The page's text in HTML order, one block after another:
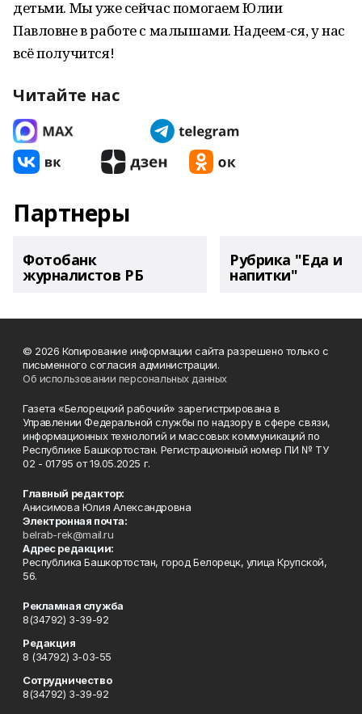
детьми. Мы уже сейчас помогаем Юлии
Павловне в работе с малышами. Надеем-ся, у нас
всё получится!
Читайте нас
Партнеры
Фотобанк
журналистов РБ
Рубрика "Еда и
напитки"
© 2026 Копирование информации сайта разрешено только с
письменного согласия администрации.
Об использовании персональных данных
Газета «Белорецкий рабочий» зарегистрирована в
Управлении Федеральной службы по надзору в сфере связи,
информационных технологий и массовых коммуникаций по
Республике Башкортостан. Регистрационный номер ПИ № ТУ
02 - 01795 от 19.05.2025 г.
Главный редактор:
Анисимова Юлия Александровна
Электронная почта:
belrab-rek@mail.ru
Адрес редакции:
Республика Башкортостан, город Белорецк, улица Крупской,
56.
Рекламная служба
8(34792) 3-39-92
Редакция
8 (34792) 3-03-55
Сотрудничество
8(34792) 3-39-92